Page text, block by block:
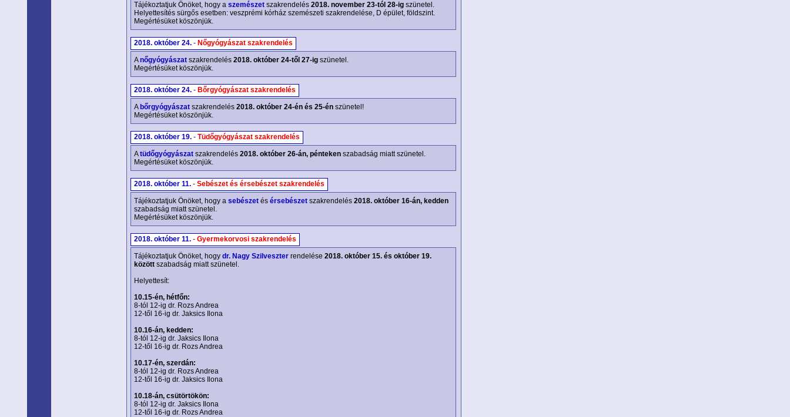
Tájékoztatjuk Önöket, hogy a szemészet szakrendelés 2018. november 23-tól 28-ig szünetel.
Helyettesítés sürgős esetben: veszprémi kórház szemészeti szakrendelése, D épület, földszint.
Megértésüket köszönjük.
2018. október 24. - Nőgyógyászat szakrendelés
Anőgyógyászat szakrendelés 2018. október 24-től 27-ig szünetel.
Megértésüket köszönjük.
2018. október 24. - Bőrgyógyászat szakrendelés
A bőrgyógyászat szakrendelés 2018. október 24-én és 25-én szünetel!
Megértésüket köszönjük.
2018. október 19. - Tüdőgyógyászat szakrendelés
Atüdőgyógyászat szakrendelés 2018. október 26-án, pénteken szabadság miatt szünetel.
Megértésüket köszönjük.
2018. október 11. - Sebészet és érsebészet szakrendelés
Tájékoztatjuk Önöket, hogy a sebészet és érsebészet szakrendelés 2018. október 16-án, kedden
szabadság miatt szünetel.
Megértésüket köszönjük.
2018. október 11. - Gyermekorvosi szakrendelés
Tájékoztatjuk Önöket, hogy dr. Nagy Szilveszter rendelése 2018. október 15. és október 19.
között szabadság miatt szünetel.
Helyettesít:
10.15-én, hétfőn:
8-tól 12-ig dr. Rozs Andrea
12-től 16-ig dr. Jaksics Ilona
10.16-án, kedden:
8-tól 12-ig dr. Jaksics Ilona
12-től 16-ig dr. Rozs Andrea
10.17-én, szerdán:
8-tól 12-ig dr. Rozs Andrea
12-től 16-ig dr. Jaksics Ilona
10.18-án, csütörtökön:
8-tól 12-ig dr. Jaksics Ilona
12-től 16-ig dr. Rozs Andrea